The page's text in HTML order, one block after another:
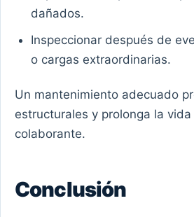
dañados.
Inspeccionar después de
o cargas extraordinarias.
Un mantenimiento adecuado
estructurales y prolonga la
colaborante.
Conclusión